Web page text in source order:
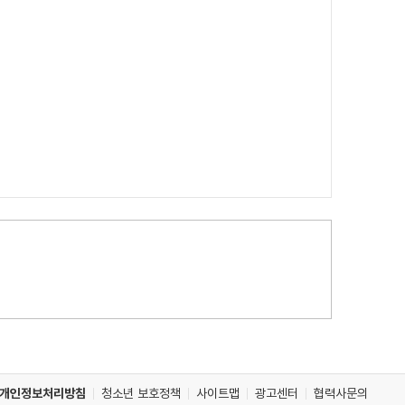
개인정보처리방침 청소년 보호정책 사이트맵 광고센터 협력사문의